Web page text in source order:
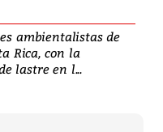
ambientalistas de
Rica, con la
lastre en l...